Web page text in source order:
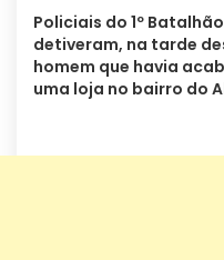
Policiais do 1º
detiveram, na tarde
homem que havia
uma loja no bairro do